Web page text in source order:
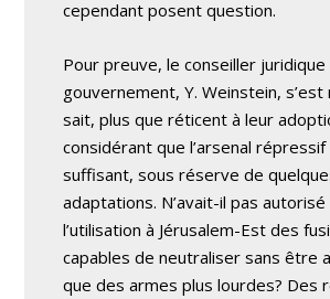
cependant posent question.
Pour preuve, le conseiller juridique
gouvernement, Y. Weinstein,
sait, plus que réticent à leur
considérant que l’arsenal
suffisant, sous réserve de
adaptations. N’avait-il pas
l’utilisation à Jérusalem-Est des
capables de neutraliser sans être
que des armes plus lourdes? Des